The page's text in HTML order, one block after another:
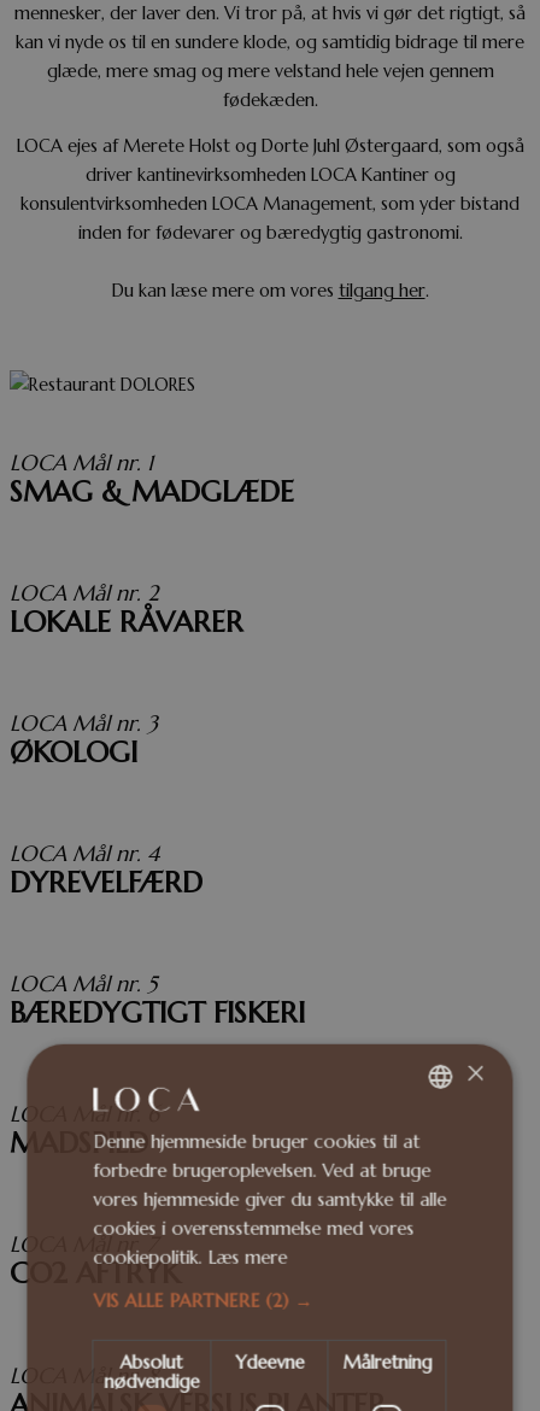
mennesker, der laver den. Vi tror på, at hvis vi gør det rigtigt, så
kan vi nyde os til en sundere klode, og samtidig bidrage til mere
glæde, mere smag og mere velstand hele vejen gennem
fødekæden.
LOCA ejes af Merete Holst og Dorte Juhl Østergaard, som også
driver kantinevirksomheden LOCA Kantiner og
konsulentvirksomheden LOCA Management, som yder bistand
inden for fødevarer og bæredygtig gastronomi.
Du kan læse mere om vores tilgang her.
LOCA Mål nr. 1
SMAG & MADGLÆDE
LOCA Mål nr. 2
LOKALE RÅVARER
LOCA Mål nr. 3
ØKOLOGI
LOCA Mål nr. 4
DYREVELFÆRD
LOCA Mål nr. 5
BÆREDYGTIGT FISKERI
LOCA Mål nr. 6
MADSPILD
LOCA Mål nr. 7
CO2 AFTRYK
LOCA Mål nr. 8
DANISH
ENGLISH
×
Denne hjemmeside bruger cookies til at
forbedre brugeroplevelsen. Ved at bruge
vores hjemmeside giver du samtykke til alle
cookies i overensstemmelse med vores
cookiepolitik. Læs mere
VIS ALLE PARTNERE (2) →
Absolut
nødvendige
Ydeevne Målretning